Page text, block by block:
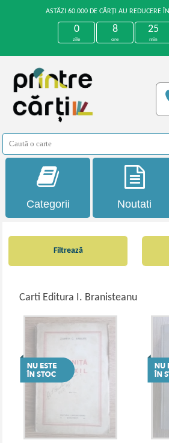
ASTĂZI 60.000 DE CĂRȚI AU REDUCERE
0
zile
8
ore
25
min
Categorii Noutati
Filtrează
Carti Editura I. Branisteanu